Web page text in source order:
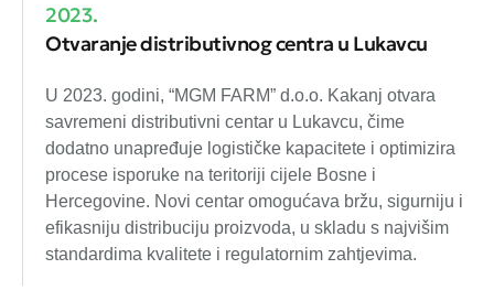
2023.
Otvaranje distributivnog centra u Lukavcu
U 2023. godini, “MGM FARM” d.o.o. Kakanj otvara
savremeni distributivni centar u Lukavcu, čime
dodatno unapređuje logističke kapacitete i optimizira
procese isporuke na teritoriji cijele Bosne i
Hercegovine. Novi centar omogućava bržu, sigurniju i
efikasniju distribuciju proizvoda, u skladu s najvišim
standardima kvalitete i regulatornim zahtjevima.